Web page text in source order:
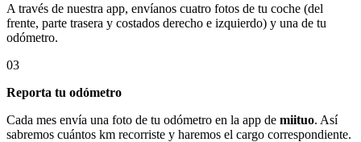
A través de nuestra app, envíanos cuatro fotos de tu coche (del
frente, parte trasera y costados derecho e izquierdo) y una de tu
odómetro.
03
Reporta tu odómetro
Cada mes envía una foto de tu odómetro en la app de miituo. Así
sabremos cuántos km recorriste y haremos el cargo correspondiente.